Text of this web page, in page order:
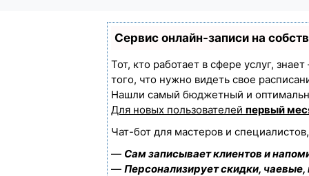
Сервис онлайн-записи на
Тот, кто работает в сфере услуг,
того, что нужно видеть свое
Нашли самый бюджетный и
Для новых пользователей первый
Чат-бот для мастеров и
— Сам записывает клиентов и
— Персонализирует скидки,